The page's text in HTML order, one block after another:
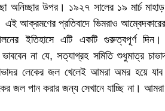
অনিচ্ছার উপর। ১৯২৭ সালের ১৯ মার্চ
আক্রমণের প্রতিবাদে ভিমরাও
ইতিহাসে এটি একটি গুরুত্বপূর্ণ
না যে, সত্যাগ্রহ সমিতি শুধুমাত্র
লেকের জল খেলেই আমরা অমর হয়ে
জল পান করার জন্য সেখানে যাচ্ছি না। আমরা